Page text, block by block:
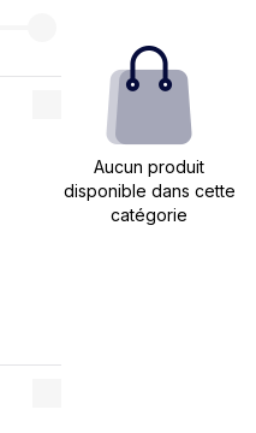
Aucun produit
disponible dans cette
catégorie